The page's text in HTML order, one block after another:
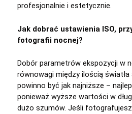
profesjonalnie i estetycznie.
Jak dobrać ustawienia ISO,
fotografii nocnej?
Dobór parametrów ekspozycji w
równowagi między ilością światła
powinno być jak najniższe –
ponieważ wyższe wartości w
dużo szumów. Jeśli